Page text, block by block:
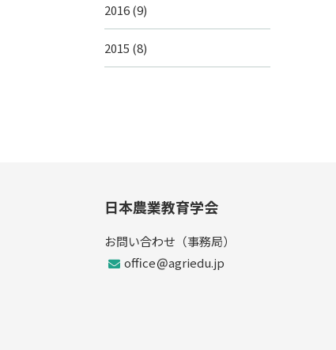
2016(9)
2015 (8)
日本農業教育学会
お問い合わせ（事務局）
office
agriedu.jp